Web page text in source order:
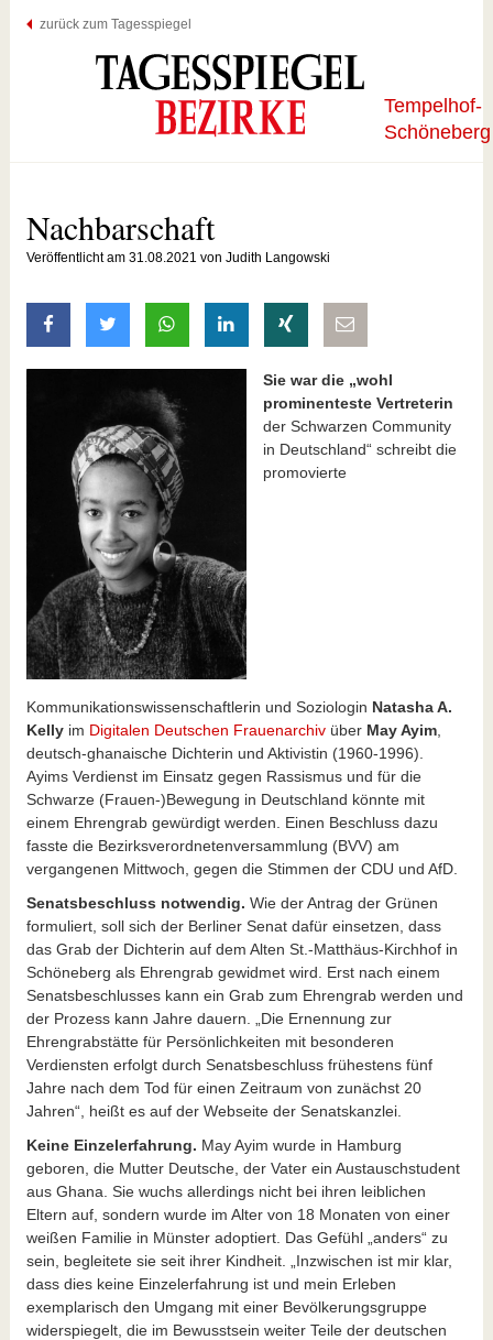
zurück zum Tagesspiegel
Tempelhof-
Schöneberg
Nachbarschaft
Veröffentlicht am 31.08.2021 von Judith Langowski
auf Facebook teilen
auf Twitter teilenmit Whatsapp teilen
auf LinkedIn teilen
auf Xing teilen
Sie war die „wohl
prominenteste Vertreterin
der Schwarzen Community
in Deutschland“ schreibt die
promovierte
Kommunikationswissenschaftlerin und Soziologin Natasha A.
Kellyim Digitalen Deutschen Frauenarchivüber May Ayim,
deutsch-ghanaische Dichterin und Aktivistin (1960-1996).
Ayims Verdienst im Einsatz gegen Rassismus und für die
Schwarze (Frauen-)Bewegung in Deutschland könnte mit
einem Ehrengrab gewürdigt werden. Einen Beschluss dazu
fasste die Bezirksverordnetenversammlung (BVV) am
vergangenen Mittwoch, gegen die Stimmen der CDU und AfD.
Senatsbeschluss notwendig. Wie der Antrag der Grünen
formuliert, soll sich der Berliner Senat dafür einsetzen, dass
das Grab der Dichterin auf dem Alten St.-Matthäus-Kirchhof in
Schöneberg als Ehrengrab gewidmet wird. Erst nach einem
Senatsbeschlusses kann ein Grab zum Ehrengrab werden und
der Prozess kann Jahre dauern. „Die Ernennung zur
Ehrengrabstätte für Persönlichkeiten mit besonderen
Verdiensten erfolgt durch Senatsbeschluss frühestens fünf
Jahre nach dem Tod für einen Zeitraum von zunächst 20
Jahren“, heißt es auf der Webseite der Senatskanzlei.
Keine Einzelerfahrung. May Ayim wurde in Hamburg
geboren, die Mutter Deutsche, der Vater ein Austauschstudent
aus Ghana. Sie wuchs allerdings nicht bei ihren leiblichen
Eltern auf, sondern wurde im Alter von 18 Monaten von einer
weißen Familie in Münster adoptiert. Das Gefühl „anders“ zu
sein, begleitete sie seit ihrer Kindheit. „Inzwischen ist mir klar,
dass dies keine Einzelerfahrung ist und mein Erleben
exemplarisch den Umgang mit einer Bevölkerungsgruppe
widerspiegelt, die im Bewusstsein weiter Teile der deutschen